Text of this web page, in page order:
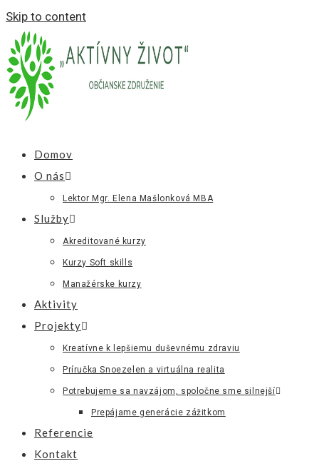
Skip to content
Domov
O nás
Lektor Mgr. Elena Mašlonková MBA
Služby
Akreditované kurzy
Kurzy Soft skills
Manažérske kurzy
Aktivity
Projekty
Kreatívne k lepšiemu duševnému zdraviu
Príručka Snoezelen a virtuálna realita
Potrebujeme sa navzájom, spoločne sme silnejší
Prepájame generácie zážitkom
Referencie
Kontakt